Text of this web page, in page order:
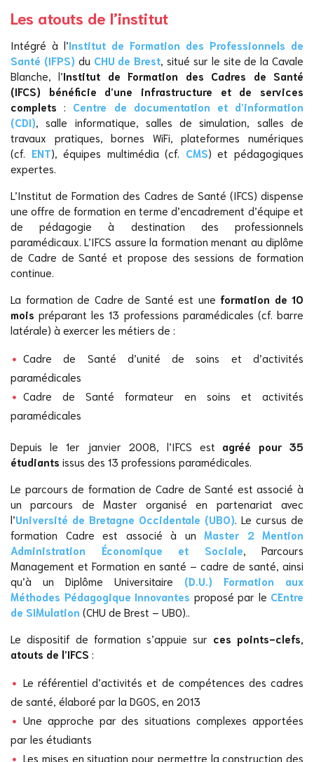
Les atouts de l’institut
Intégré à l’Institut de Formation des Professionnels de
Santé (IFPS) du CHU de Brest, situé sur le site de la Cavale
Blanche, l’Institut de Formation des Cadres de Santé
(IFCS) bénéficie d’une infrastructure et de services
complets : Centre de documentation et d’information
(CDI), salle informatique, salles de simulation, salles de
travaux pratiques, bornes WiFi, plateformes numériques
(cf. ENT), équipes multimédia (cf. CMS) et pédagogiques
expertes.
L’Institut de Formation des Cadres de Santé (IFCS) dispense
une offre de formation en terme d’encadrement d’équipe et
de pédagogie à destination des professionnels
paramédicaux. L’IFCS assure la formation menant au diplôme
de Cadre de Santé et propose des sessions de formation
continue.
La formation de Cadre de Santé est une formation de 10
mois préparant les 13 professions paramédicales (cf. barre
latérale) à exercer les métiers de :
Cadre de Santé d’unité de soins et d’activités
paramédicales
Cadre de Santé formateur en soins et activités
paramédicales
Depuis le 1er janvier 2008, l’IFCS est agréé pour 35
étudiants issus des 13 professions paramédicales.
Le parcours de formation de Cadre de Santé est associé à
un parcours de Master organisé en partenariat avec
l’Université de Bretagne Occidentale (UBO). Le cursus de
formation Cadre est associé à un Master 2 Mention
Administration Économique et Sociale, Parcours
Management et Formation en santé – cadre de santé, ainsi
qu’à un Diplôme Universitaire (D.U.) Formation aux
Méthodes Pédagogique Innovantes proposé par le CEntre
de SIMulation (CHU de Brest – UBO)..
Le dispositif de formation s’appuie sur ces points-clefs,
atouts de l’IFCS :
Le référentiel d’activités et de compétences des cadres
de santé, élaboré par la DGOS, en 2013
Une approche par des situations complexes apportées
par les étudiants
Les mises en situation pour permettre la construction des